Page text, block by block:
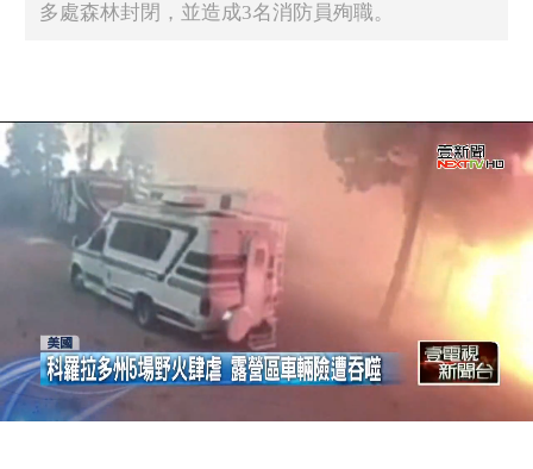
多處森林封閉，並造成3名消防員殉職。